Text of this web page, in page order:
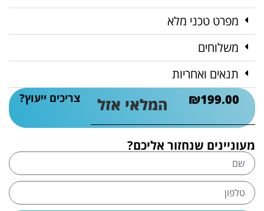
מפרט טכני מלא
משלוחים
תנאים ואחריות
₪199.00 המלאי אזל צריכים ייעוץ?
מעוניינים שנחזור אליכם?